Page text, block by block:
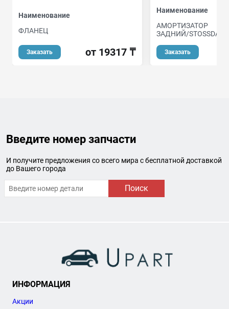
Наименование
ФЛАНЕЦ
Заказать от 19317 ₸
Наименование
АМОРТИЗАТОР
ЗАДНИЙ/
Заказать
Введите номер запчасти
И получите предложения со всего мира с бесплатной доставкой
до Вашего города
Поиск
ИНФОРМАЦИЯ
Акции